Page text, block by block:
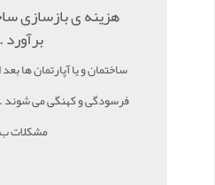
هزینه ی بازسازی
ساختمان و یا آپارتمان ها
فرسودگی و کهنگی می
مشکلات